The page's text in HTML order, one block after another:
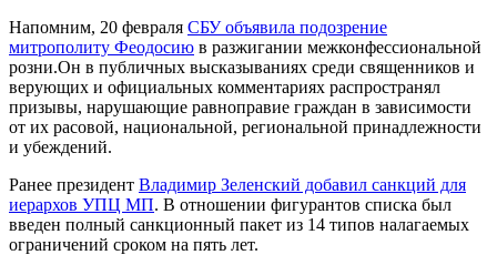
Напомним, 20 февраля СБУ объявила подозрение
митрополиту Феодосию в разжигании межконфессиональной
розни.Он в публичных высказываниях среди священников и
верующих и официальных комментариях распространял
призывы, нарушающие равноправие граждан в зависимости
от их расовой, национальной, региональной принадлежности
и убеждений.
Ранее президент Владимир Зеленский добавил санкций для
иерархов УПЦ МП. В отношении фигурантов списка был
введен полный санкционный пакет из 14 типов налагаемых
ограничений сроком на пять лет.